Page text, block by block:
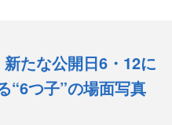
t
e
たな公開日6・12に
“6つ子”の場面写真